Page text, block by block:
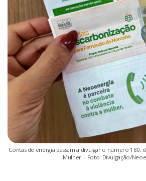
Contas de energia passam a divulgar o número 180,
Mulher | Foto: Divulgação/